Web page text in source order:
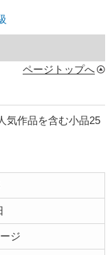
ページトップへ
気作品を含む小品25
ジ